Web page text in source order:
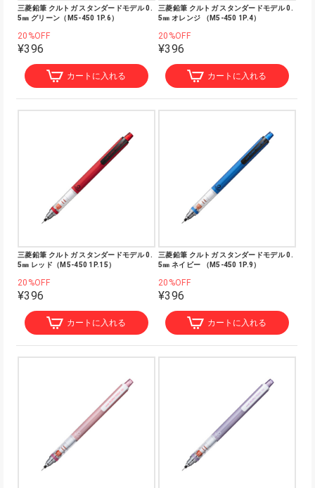
三菱鉛筆 クルトガ スタンダードモデル 0.
5㎜ グリーン（M5-450 1P.6）
20%OFF
¥396
カートに入れる
三菱鉛筆 クルトガ スタンダードモデル 0.
5㎜ オレンジ （M5-450 1P.4）
20%OFF
¥396
カートに入れる
三菱鉛筆 クルトガ スタンダードモデル 0.
5㎜ レッド（M5-450 1P.15）
20%OFF
¥396
カートに入れる
三菱鉛筆 クルトガ スタンダードモデル 0.
5㎜ ネイビー （M5-450 1P.9）
20%OFF
¥396
カートに入れる